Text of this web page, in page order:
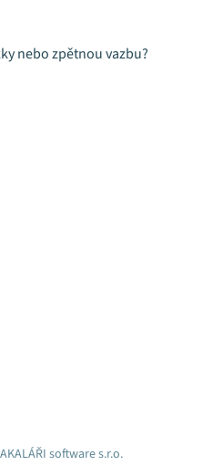
nebo zpětnou vazbu?
software s.r.o.